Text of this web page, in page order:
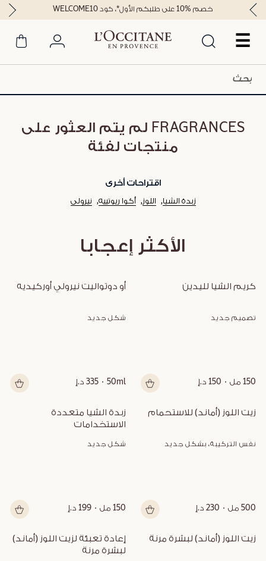
☰
خصم %10 على طلبكم الأول*، كود WELCOME10
FRAGRANCES لم يتم العثور على
منتجات لفئة
اقتراحات أخرى
زبدة الشيا اللوز أكوا ريوتييه نيرولي
الأكثر إعجابا
كريم الشيا لليدين
تصميم جديد
150 مل 150 د.إ
أو دوتواليت نيرولي أوركيديه
شكل جديد
50ml 335 د.إ
زيت اللوز (أماند) للاستحمام
نفس التركيبة، بشكل جديد
500 مل 230 د.إ
الاستخدامات
شكل جديد
150 مل 199 د.إ
زيت اللوز (أماند) لبشرة مرنة
لبشرة مرنة